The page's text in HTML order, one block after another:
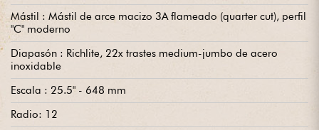
Mástil : Mástil de arce macizo 3A flameado (quarter cut), perfil
"C" moderno
Diapasón : Richlite, 22x trastes medium-jumbo de acero
inoxidable
Escala : 25.5" - 648 mm
Radio: 12